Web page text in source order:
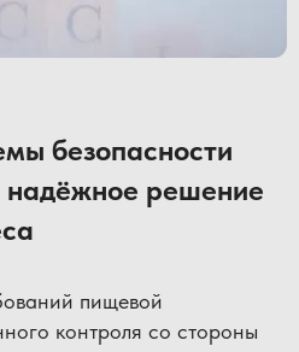
безопасности
решение
пищевой
контроля со стороны